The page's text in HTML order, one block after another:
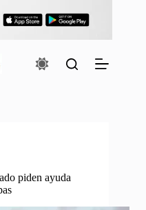
piden ayuda